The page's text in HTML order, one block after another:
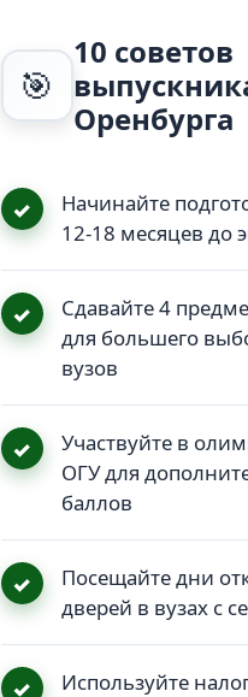
🎯
10 советов
Оренбурга
Начинайте
12-18 месяцев до
Сдавайте 4
для большего
вузов
Участвуйте в
ОГУ для
баллов
Посещайте дни
дверей в вузах с
Используйте